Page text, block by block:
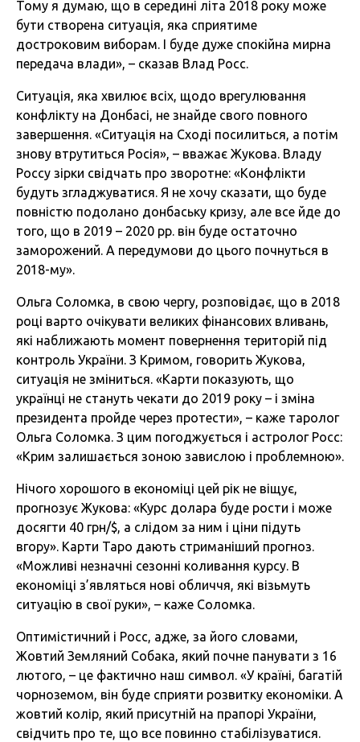
Тому я думаю, що в середині літа 2018 року може
бути створена ситуація, яка сприятиме
достроковим виборам. І буде дуже спокійна мирна
передача влади», – сказав Влад Росс.
Ситуація, яка хвилює всіх, щодо врегулювання
конфлікту на Донбасі, не знайде свого повного
завершення. «Ситуація на Сході посилиться, а потім
знову втрутиться Росія», – вважає Жукова. Владу
Россу зірки свідчать про зворотне: «Конфлікти
будуть згладжуватися. Я не хочу сказати, що буде
повністю подолано донбаську кризу, але все йде до
того, що в 2019 – 2020 рр. він буде остаточно
заморожений. А передумови до цього почнуться в
2018-му».
Ольга Соломка, в свою чергу, розповідає, що в 2018
році варто очікувати великих фінансових вливань,
які наближають момент повернення територій під
контроль України. З Кримом, говорить Жукова,
ситуація не зміниться. «Карти показують, що
українці не стануть чекати до 2019 року – і зміна
президента пройде через протести», – каже таролог
Ольга Соломка. З цим погоджується і астролог Росс:
«Крим залишається зоною завислою і проблемною».
Нічого хорошого в економіці цей рік не віщує,
прогнозує Жукова: «Курс долара буде рости і може
досягти 40 грн/$, а слідом за ним і ціни підуть
вгору». Карти Таро дають стриманіший прогноз.
«Можливі незначні сезонні коливання курсу. В
економіці з’являться нові обличчя, які візьмуть
ситуацію в свої руки», – каже Соломка.
Оптимістичний і Росс, адже, за його словами,
Жовтий Земляний Собака, який почне панувати з 16
лютого, – це фактично наш символ. «У країні, багатій
чорноземом, він буде сприяти розвитку економіки. А
жовтий колір, який присутній на прапорі України,
свідчить про те, що все повинно стабілізуватися.